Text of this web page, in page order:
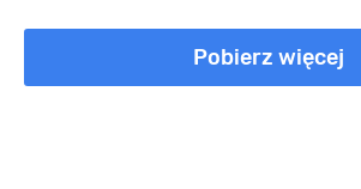
Pobierz więcej